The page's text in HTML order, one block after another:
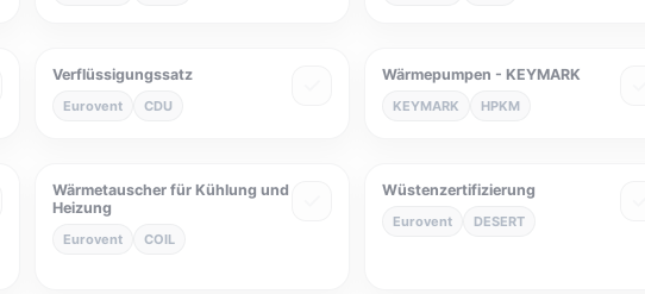
Verflüssigungssatz
Eurovent CDU
Wärmepumpen - KEYMARK
KEYMARK HPKM
Wärmetauscher für Kühlung und
Heizung
Eurovent COIL
Wüstenzertifizierung
Eurovent DESERT